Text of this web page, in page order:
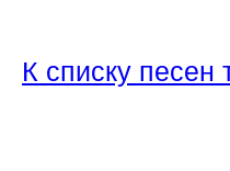
К списку песен